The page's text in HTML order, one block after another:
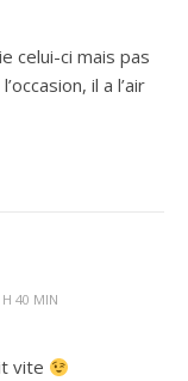
celui-ci mais pas
il a l’air
40 MIN
vite